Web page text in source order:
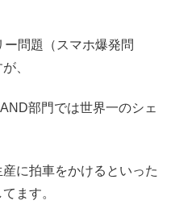
問題（スマホ爆発問
、
部門では世界一のシェ
に拍車をかけるといった
ます。